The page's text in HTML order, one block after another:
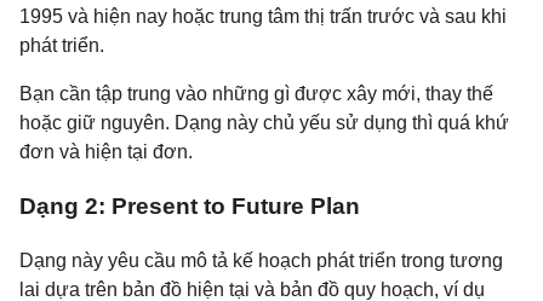
1995 và hiện nay hoặc trung tâm thị trấn trước và sau khi
phát triển.
Bạn cần tập trung vào những gì được xây mới, thay thế
hoặc giữ nguyên. Dạng này chủ yếu sử dụng thì quá khứ
đơn và hiện tại đơn.
Dạng 2: Present to Future Plan
Dạng này yêu cầu mô tả kế hoạch phát triển trong tương
lai dựa trên bản đồ hiện tại và bản đồ quy hoạch, ví dụ